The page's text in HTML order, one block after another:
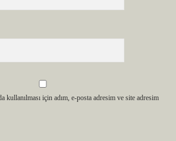
kullanılması için adım, e-posta adresim ve site adresim